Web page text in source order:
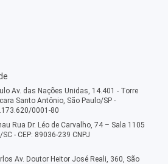
Av. das Nações Unidas, 14.401 - Torre
Santo Antônio, São Paulo/SP -
0001-80
Rua Dr. Léo de Carvalho, 74 – Sala 1105
- CEP: 89036-239 CNPJ
Av. Doutor Heitor José Reali, 360, São